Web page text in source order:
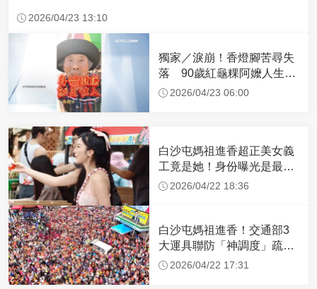
2026/04/23 13:10
獨家／淚崩！香燈腳苦尋失
落 90歲紅龜粿阿嬤人生謝
幕2026/04/23 06:00
白沙屯媽祖進香超正美女義
工竟是她！身份曝光是最美
禮生 一輩子不結婚
2026/04/22 18:36
白沙屯媽祖進香！交通部3
大運具聯防「神調度」疏運
32.1萬創新高
2026/04/22 17:31